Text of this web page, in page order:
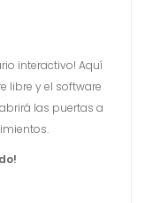
interactivo! Aquí
libre y el software
las puertas a